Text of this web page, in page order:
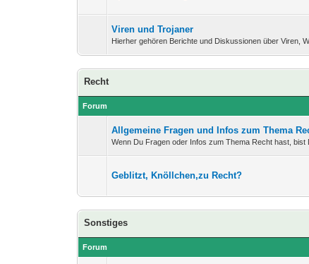
Viren und Trojaner
Hierher gehören Berichte und Diskussionen über Viren,
Recht
Forum
Allgemeine Fragen und Infos zum Thema
Wenn Du Fragen oder Infos zum Thema Recht hast, bist
Geblitzt, Knöllchen,zu Recht?
Sonstiges
Forum